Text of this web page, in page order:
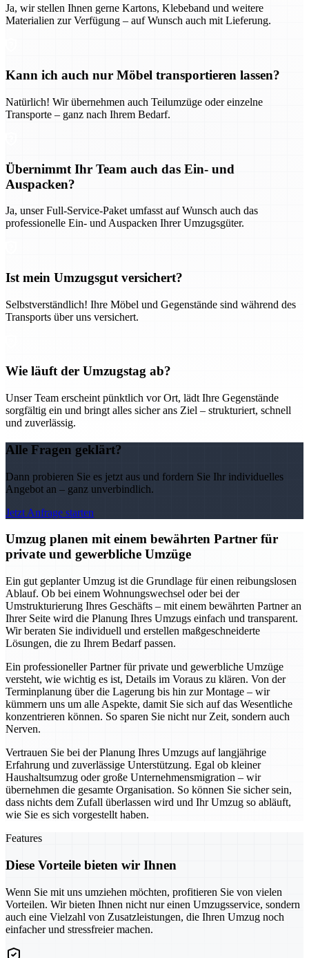
Ja, wir stellen Ihnen gerne Kartons, Klebeband und weitere
Materialien zur Verfügung – auf Wunsch auch mit Lieferung.
Kann ich auch nur Möbel transportieren lassen?
Natürlich! Wir übernehmen auch Teilumzüge oder einzelne
Transporte – ganz nach Ihrem Bedarf.
Übernimmt Ihr Team auch das Ein- und
Auspacken?
Ja, unser Full-Service-Paket umfasst auf Wunsch auch das
professionelle Ein- und Auspacken Ihrer Umzugsgüter.
Ist mein Umzugsgut versichert?
Selbstverständlich! Ihre Möbel und Gegenstände sind während des
Transports über uns versichert.
Wie läuft der Umzugstag ab?
Unser Team erscheint pünktlich vor Ort, lädt Ihre Gegenstände
sorgfältig ein und bringt alles sicher ans Ziel – strukturiert, schnell
und zuverlässig.
Alle Fragen geklärt?
Dann probieren Sie es jetzt aus und fordern Sie Ihr individuelles
Angebot an – ganz unverbindlich.
Jetzt Anfrage starten
Umzug planen mit einem bewährten Partner für
private und gewerbliche Umzüge
Ein gut geplanter Umzug ist die Grundlage für einen reibungslosen
Ablauf. Ob bei einem Wohnungswechsel oder bei der
Umstrukturierung Ihres Geschäfts – mit einem bewährten Partner an
Ihrer Seite wird die Planung Ihres Umzugs einfach und transparent.
Wir beraten Sie individuell und erstellen maßgeschneiderte
Lösungen, die zu Ihrem Bedarf passen.
Ein professioneller Partner für private und gewerbliche Umzüge
versteht, wie wichtig es ist, Details im Voraus zu klären. Von der
Terminplanung über die Lagerung bis hin zur Montage – wir
kümmern uns um alle Aspekte, damit Sie sich auf das Wesentliche
konzentrieren können. So sparen Sie nicht nur Zeit, sondern auch
Nerven.
Vertrauen Sie bei der Planung Ihres Umzugs auf langjährige
Erfahrung und zuverlässige Unterstützung. Egal ob kleiner
Haushaltsumzug oder große Unternehmensmigration – wir
übernehmen die gesamte Organisation. So können Sie sicher sein,
dass nichts dem Zufall überlassen wird und Ihr Umzug so abläuft,
wie Sie es sich vorgestellt haben.
Features
Diese Vorteile bieten wir Ihnen
Wenn Sie mit uns umziehen möchten, profitieren Sie von vielen
Vorteilen. Wir bieten Ihnen nicht nur einen Umzugsservice, sondern
auch eine Vielzahl von Zusatzleistungen, die Ihren Umzug noch
einfacher und stressfreier machen.